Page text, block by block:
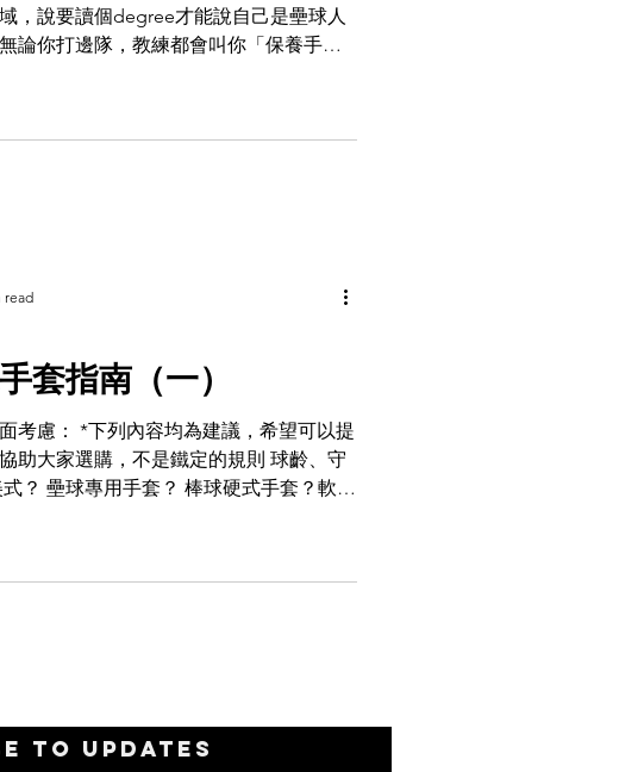
，說要讀個degree才能說自己是壘球人
論你打邊隊，教練都會叫你「保養手
套指南（一）
考慮： *下列內容均為建議，希望可以提
助大家選購，不是鐵定的規則 球齡、守
？ 壘球專用手套？ 棒球硬式手套？軟式
read
to Updates